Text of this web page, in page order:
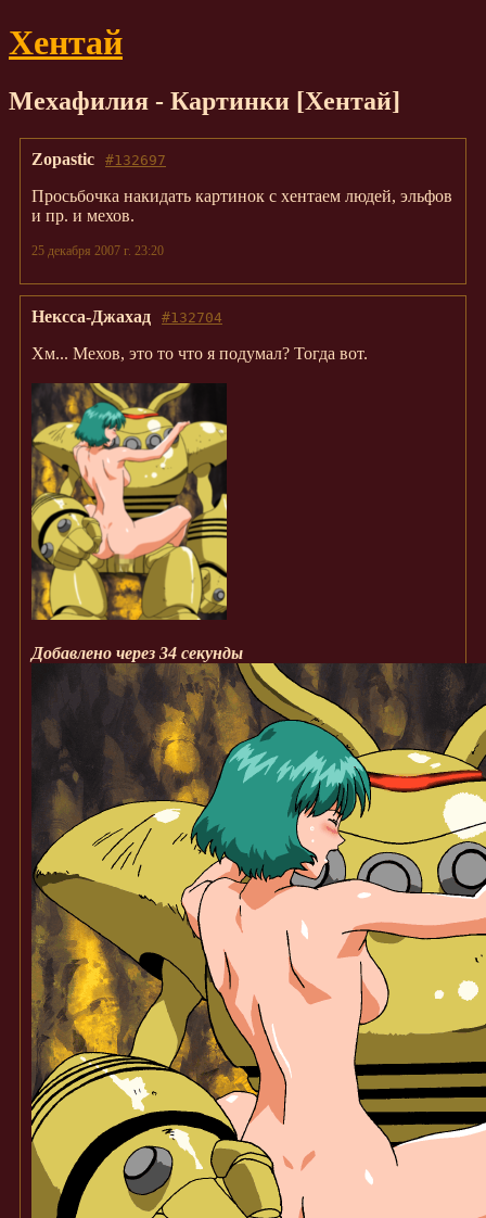
Хентай
Мехафилия - Картинки [Хентай]
#132697
Zopastic
Просьбочка накидать картинок с хентаем людей, эльфов
и пр. и мехов.
25 декабря 2007 г. 23:20
#132704
Нексса-Джахад
Хм... Мехов, это то что я подумал? Тогда вот.
Добавлено через 34 секунды